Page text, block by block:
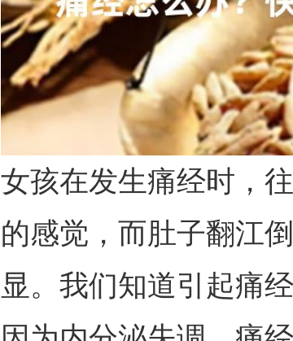
女孩在发生痛经时，
的感觉，而肚子翻江
显。我们知道引起痛